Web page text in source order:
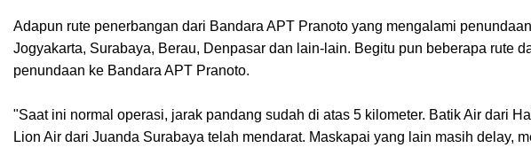
Adapun rute penerbangan dari Bandara APT Pranoto yang mengalami
Jogyakarta, Surabaya, Berau, Denpasar dan lain-lain. Begitu pun beberapa rute
penundaan ke Bandara APT Pranoto.
"Saat ini normal operasi, jarak pandang sudah di atas 5 kilometer. Batik Air dari
Lion Air dari Juanda Surabaya telah mendarat. Maskapai yang lain masih delay,